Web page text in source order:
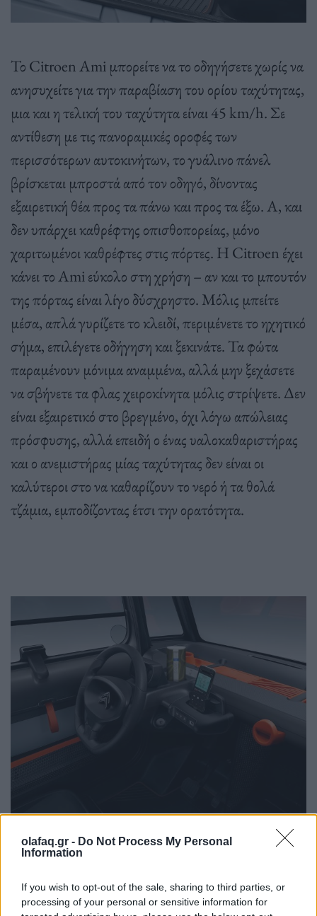
olafaq.gr - Do Not Process My Personal
Information
If you wish to opt-out of the sale, sharing to third parties, or
processing of your personal or sensitive information for
Το Citroen Ami μπορείτε να το οδηγήσετε χωρίς να
ανησυχείτε για την παραβίαση του ορίου ταχύτητας,
μια και η τελική του ταχύτητα είναι 45 km/h. Σε
αντίθεση με τις πανοραμικές οροφές των
περισσότερων αυτοκινήτων, το γυάλινο πάνελ
βρίσκεται μπροστά από τον οδηγό, δίνοντας
εξαιρετική θέα προς τα πάνω και προς τα έξω. Α, και
δεν υπάρχει καθρέφτης οπισθοπορείας, μόνο
χαριτωμένοι καθρέφτες στις πόρτες. Η Citroen έχει
κάνει το Ami εύκολο στη χρήση – αν και το μπουτόν
της πόρτας είναι λίγο δύσχρηστο. Μόλις μπείτε
μέσα, απλά γυρίζετε το κλειδί, περιμένετε το ηχητικό
σήμα, επιλέγετε οδήγηση και ξεκινάτε. Τα φώτα
παραμένουν μόνιμα αναμμένα, αλλά μην ξεχάσετε
να σβήνετε τα φλας χειροκίνητα μόλις στρίψετε. Δεν
είναι εξαιρετικό στο βρεγμένο, όχι λόγω απώλειας
πρόσφυσης, αλλά επειδή ο ένας υαλοκαθαριστήρας
και ο ανεμιστήρας μίας ταχύτητας δεν είναι οι
καλύτεροι στο να καθαρίζουν το νερό ή τα θολά
τζάμια, εμποδίζοντας έτσι την ορατότητα.
Με μήκος μόλις 95 ίντσες, το Ami δεν προσφέρει
πολύ χώρο στο εσωτερικό της καμπίνας. Αλλά ενώ
η διθέσια καμπίνα είναι στενή σε σύγκριση με ένα